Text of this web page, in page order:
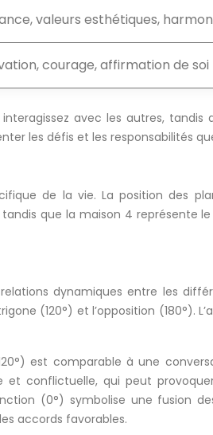
valeurs esthétiques,
courage, affirmation de soi
avec les autres, tandis
les défis et les responsabilités
de la vie. La position des
que la maison 4 représente
dynamiques entre les
(120°) et l’opposition (180°).
est comparable à une
et conflictuelle, qui peut
(0°) symbolise une fusion
accords favorables.